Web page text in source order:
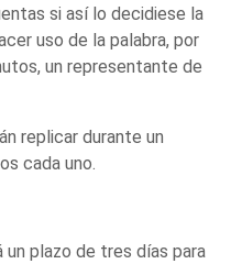
si así lo decidiese la
uso de la palabra, por
un representante de
replicar durante un
cada uno.
un plazo de tres días para